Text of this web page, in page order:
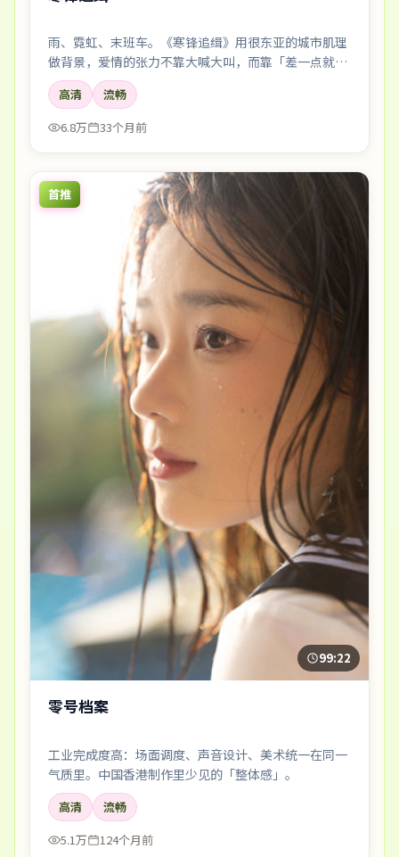
雨、霓虹、末班车。《寒锋追缉》用很东亚的城市肌理
做背景，爱情的张力不靠大喊大叫，而靠「差一点就说
出口」的沉默。
高清
流畅
6.8万
33个月前
首推
99:22
零号档案
工业完成度高：场面调度、声音设计、美术统一在同一
气质里。中国香港制作里少见的「整体感」。
高清
流畅
5.1万
124个月前